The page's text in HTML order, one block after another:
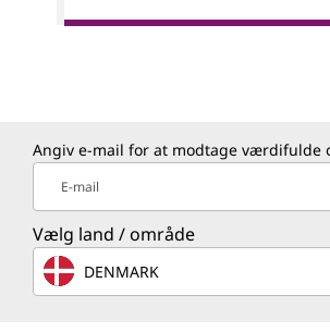
Angiv e-mail for at modtage værdifulde
E-mail
Vælg land / område
DENMARK